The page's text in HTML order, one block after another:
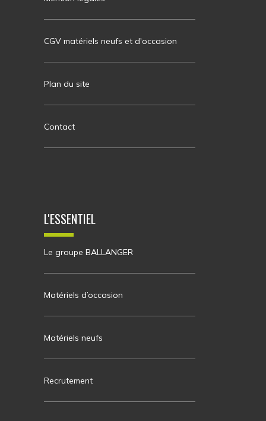
CGV matériels neufs et d'occasion
Plan du site
Contact
L'ESSENTIEL
Le groupe BALLANGER
Matériels d’occasion
Matériels neufs
Recrutement